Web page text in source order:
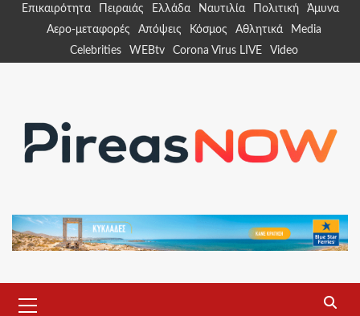
Επικαιρότητα Πειραιάς Ελλάδα Ναυτιλία Πολιτική
Άμυνα
Αερο-μεταφορές
Απόψεις Κόσμος Αθλητικά
Media
Celebrities
WEBtv Corona Virus LIVE Video
Menu